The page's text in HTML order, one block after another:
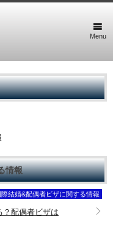
Menu
情報
結婚&配偶者ビザに関する情報
？配偶者ビザは